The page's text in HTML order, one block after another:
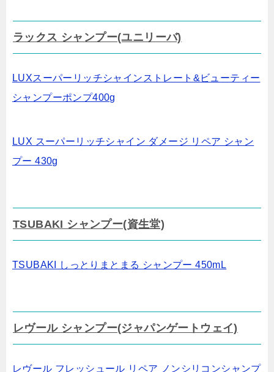
ラックス シャンプー(ユニリーバ)
LUXスーパーリッチシャインストレート&ビューティー
シャンプーポンプ400g
LUX スーパーリッチシャイン ダメージ リペア シャン
プー 430g
TSUBAKI シャンプー(資生堂)
TSUBAKI しっとりまとまる シャンプー 450mL
レヴール シャンプー(ジャパンゲートウェイ)
レヴール フレッシュール リペア ノンシリコンシャンプ